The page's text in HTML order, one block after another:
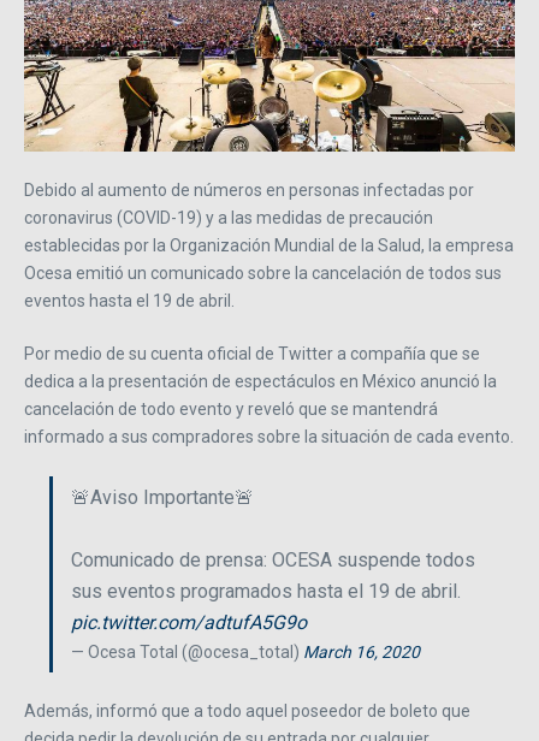
Debido al aumento de números en personas infectadas por
coronavirus (COVID-19) y a las medidas de precaución
establecidas por la Organización Mundial de la Salud, la empresa
Ocesa emitió un comunicado sobre la cancelación de todos sus
eventos hasta el 19 de abril.
Por medio de su cuenta oficial de Twitter a compañía que se
dedica a la presentación de espectáculos en México anunció la
cancelación de todo evento y reveló que se mantendrá
informado a sus compradores sobre la situación de cada evento.
🚨Aviso Importante🚨
Comunicado de prensa: OCESA suspende todos
sus eventos programados hasta el 19 de abril.
pic.twitter.com/adtufA5G9o
— Ocesa Total (@ocesa_total) March 16, 2020
Además, informó que a todo aquel poseedor de boleto que